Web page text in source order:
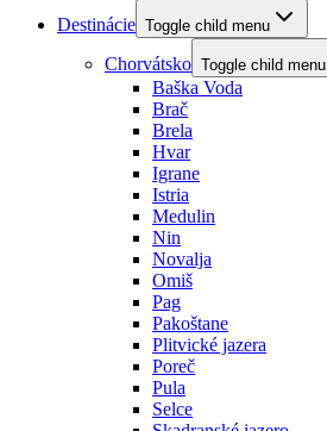
Destinácie Toggle child menu
Chorvátsko Toggle child menu
Baška Voda
Brač
Brela
Hvar
Igrane
Istria
Medulin
Nin
Novalja
Omiš
Pag
Pakoštane
Plitvické jazera
Poreč
Pula
Selce